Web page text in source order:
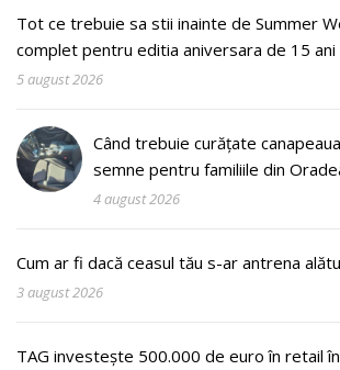
Tot ce trebuie sa stii inainte de Summer
complet pentru editia aniversara de 15 ani
5 august 2026
Când trebuie curățate
semne pentru familiile din
4 august 2026
Cum ar fi dacă ceasul tău s-ar antrena
3 august 2026
TAG investește 500.000 de euro în retail